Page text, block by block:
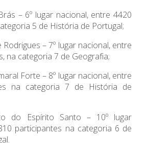
– 6º lugar nacional, entre 4420
5 de História de Portugal;
Rodrigues – 7º lugar nacional, entre
na categoria 7 de Geografia;
Forte – 8º lugar nacional, entre
na categoria 7 de História de
do Espírito Santo – 10º lugar
participantes na categoria 6 de